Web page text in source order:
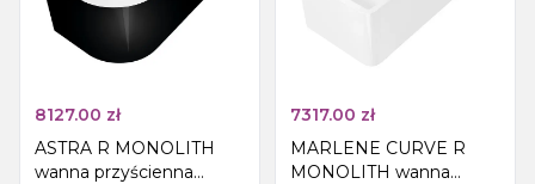
8127.00 zł
ASTRA R MONOLITH
wanna przyścienna
7317.00 zł
MARLENE CURVE R
MONOLITH wanna